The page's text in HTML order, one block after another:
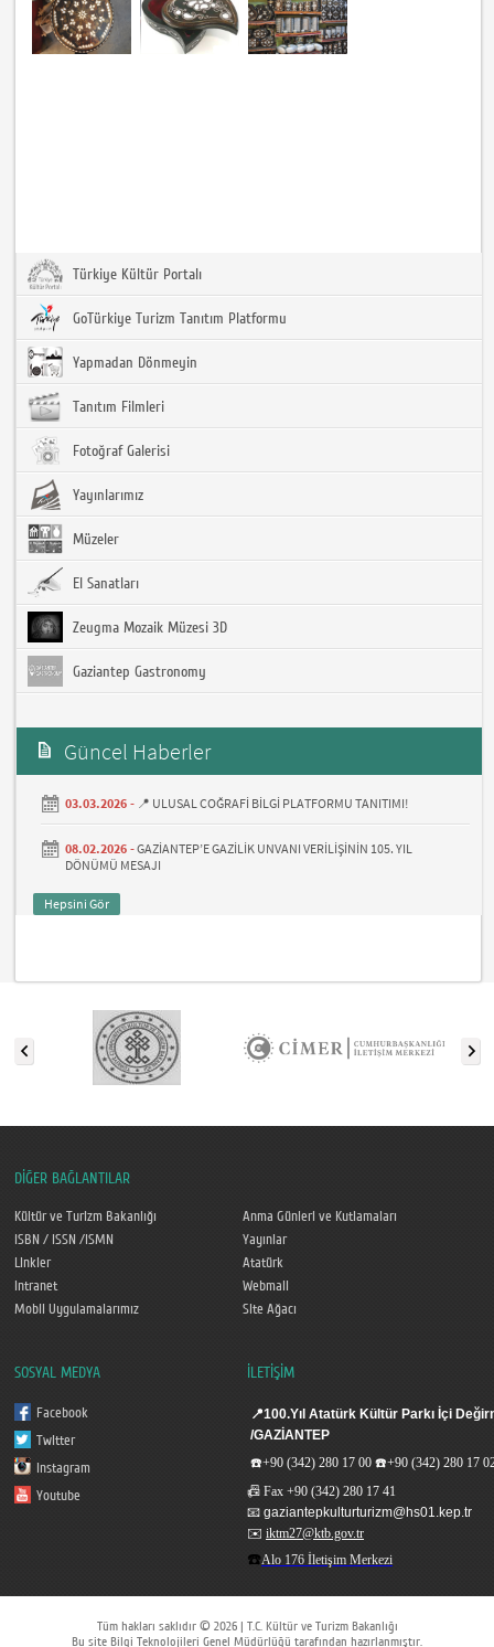
Türkiye Kültür Portalı
GoTürkiye Turizm Tanıtım Platformu
Yapmadan Dönmeyin
Tanıtım Filmleri
Fotoğraf Galerisi
Yayınlarımız
Müzeler
El Sanatları
Zeugma Mozaik Müzesi 3D
Gaziantep Gastronomy
Güncel Haberler
03.03.2026 - 📍 ULUSAL COĞRAFİ BİLGİ PLATFORMU TANITIMI!
08.02.2026 -GAZİANTEP’E GAZİLİK UNVANI VERİLİŞİNİN 105. YIL
DÖNÜMÜ MESAJI
Hepsini Gör
DİĞER BAĞLANTILAR
Kültür ve Turizm Bakanlığı
Anma Günleri ve Kutlamaları
ISBN / ISSN /ISMN
Yayınlar
Linkler
Atatürk
Intranet
Webmail
Mobil Uygulamalarımız
Site Ağacı
SOSYAL MEDYA
Facebook
Twitter
Instagram
Youtube
İLETİŞİM
📍100.Yıl Atatürk Kültür Parkı İçi
/GAZİANTEP
☎️+90 (342) 280 17 00 ☎️+90 (342) 280 17
📠 Fax +90 (342) 280 17 41
📧 gaziantepkulturturizm@hs01.kep.tr
✉️ iktm27@ktb.gov.tr
☎️Alo 176 İletişim Merkezi
Tüm hakları saklıdır © 2026 | T.C. Kültür ve Turizm Bakanlığı
Bu site Bilgi Teknolojileri Genel Müdürlüğü tarafından hazırlanmıştır.